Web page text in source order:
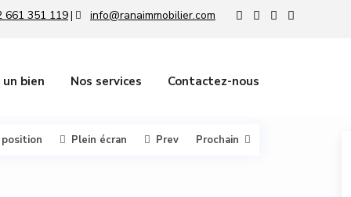
661 351 119| info@ranaimmobilier.com
bien Nos services Contactez-nous
position Plein écran Prev Prochain